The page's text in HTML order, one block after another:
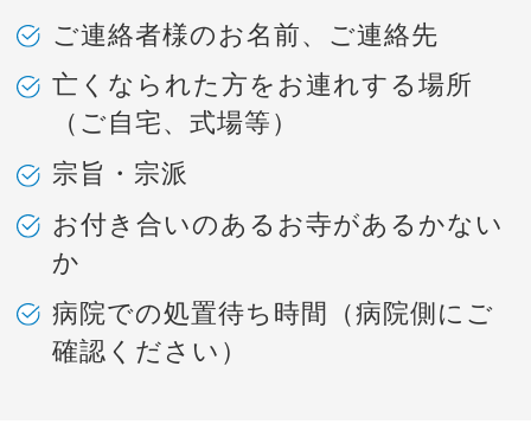
ご連絡者様のお名前、ご連絡先
亡くなられた方をお連れする場所
（ご自宅、式場等）
宗旨・宗派
お付き合いのあるお寺があるかない
か
病院での処置待ち時間（病院側にご
確認ください）